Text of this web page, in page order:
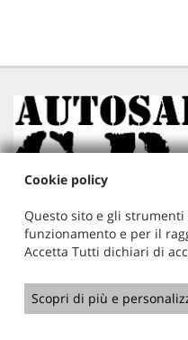
Copyright © 2026
Cookie policy
Questo sito e gli
funzionamento e per il
Accetta Tutti dichiari di
Scopri di più e